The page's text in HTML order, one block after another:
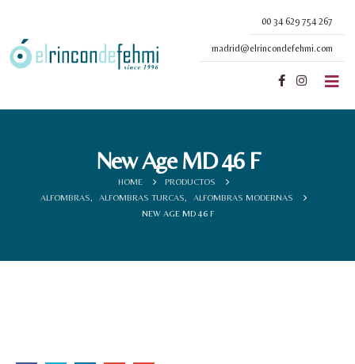
00 34 629 754 267
madrid@elrincondefehmi.com
New Age MD 46 F
HOME
PRODUCTOS
ALFOMBRAS
ALFOMBRAS TURCAS
ALFOMBRAS MODERNAS
NEW AGE MD 46 F